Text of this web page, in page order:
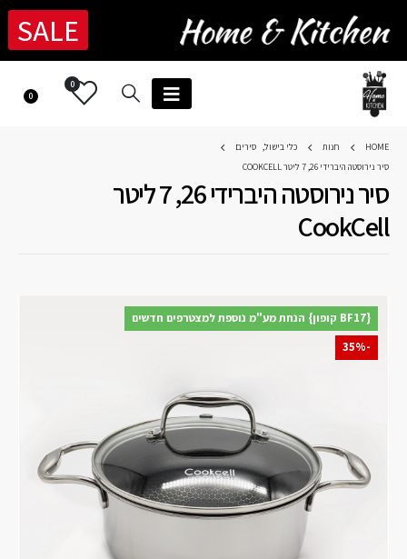
SALE
0
0
HOME חנות כלי בישול, סירים
סיר נירוסטה היברידי 26, 7 ליטר COOKCELL
סיר נירוסטה היברידי 26, 7 ליטר
CookCell
{BF17 קופון} הנחת מע"מ נוספת למצטרפים חדשים
-35%